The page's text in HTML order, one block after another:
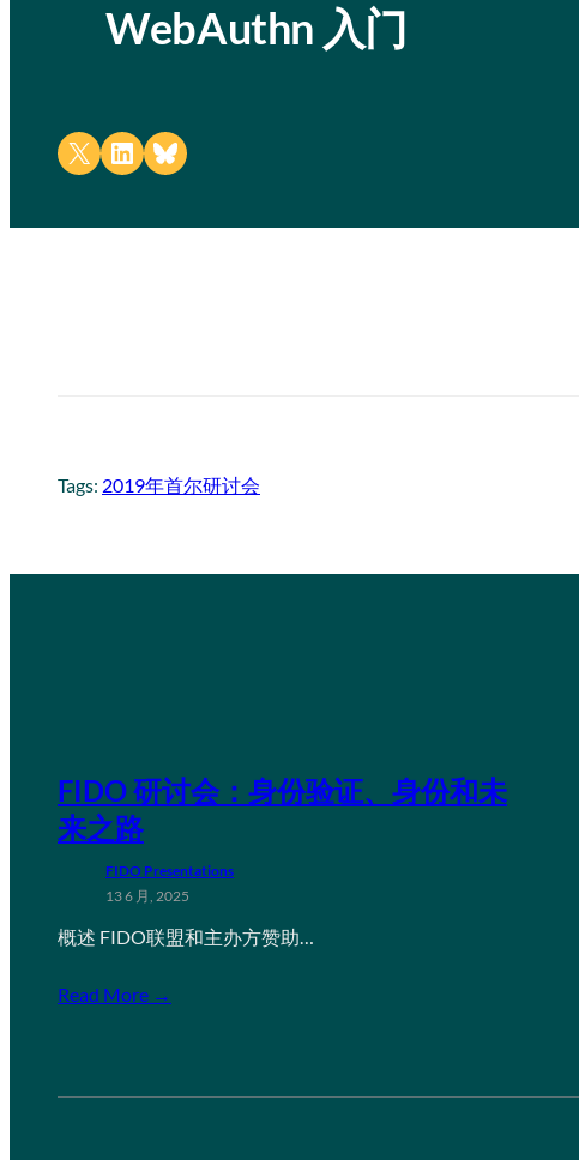
WebAuthn 入门
Share on X Share on LinkedIn
Share on Bluesky
Tags: 2019年首尔研讨会
FIDO 研讨会：身份验证、身份和未
来之路
FIDO Presentations
13 6 月, 2025
概述 FIDO联盟和主办方赞助…
Read More →